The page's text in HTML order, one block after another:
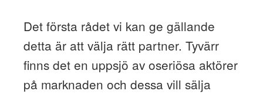
Det första rådet vi kan ge gällande
detta är att välja rätt partner. Tyvärr
finns det en uppsjö av oseriösa aktörer
på marknaden och dessa vill sälja